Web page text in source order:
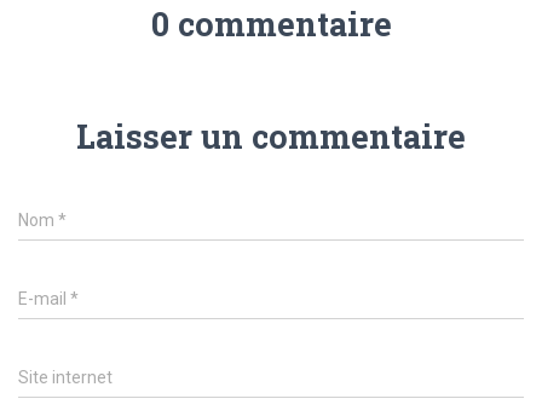
0 commentaire
Laisser un commentaire
Nom *
E-mail *
Site internet